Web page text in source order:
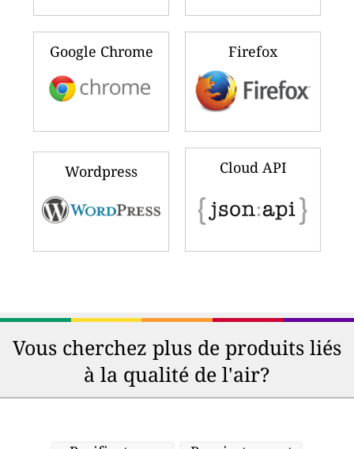
Google Chrome Firefox
Wordpress Cloud API
Vous cherchez plus de produits liés
à la qualité de l'air?